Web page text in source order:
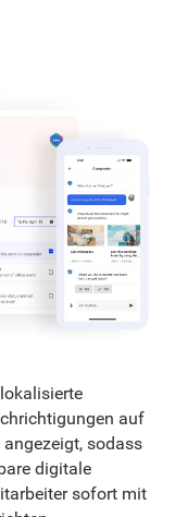
auf
sodass
digitale
sofort mit